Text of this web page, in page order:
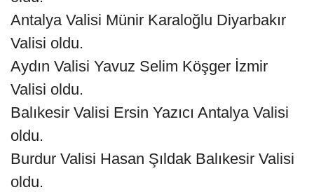
Antalya Valisi Münir Karaloğlu Diyarbakır
Valisi oldu.
Aydın Valisi Yavuz Selim Köşger İzmir
Valisi oldu.
Balıkesir Valisi Ersin Yazıcı Antalya Valisi
oldu.
Burdur Valisi Hasan Şıldak Balıkesir Valisi
oldu.